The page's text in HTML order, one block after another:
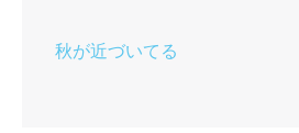
秋が近づいてる